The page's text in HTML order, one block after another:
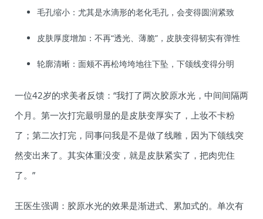
毛孔缩小：尤其是水滴形的老化毛孔，会变得圆润紧致
皮肤厚度增加：不再“透光、薄脆”，皮肤变得韧实有弹性
轮廓清晰：面颊不再松垮垮地往下坠，下颌线变得分明
一位42岁的求美者反馈：“我打了两次胶原水光，中间间隔两
个月。第一次打完最明显的是皮肤变厚实了，上妆不卡粉
了；第二次打完，同事问我是不是做了线雕，因为下颌线突
然变出来了。其实体重没变，就是皮肤紧实了，把肉兜住
了。”
王医生强调：胶原水光的效果是渐进式、累加式的。单次有